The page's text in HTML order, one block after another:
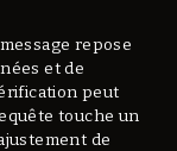
repose
et de
peut
touche un
de